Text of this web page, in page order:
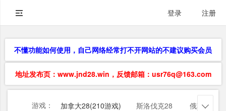
登录 注册
不懂功能如何使用，自己网络经常打不开网站的不建议购买会员
地址发布页：www.jnd28.win，反馈邮箱：usr76q@163.com
游戏： 加拿大28(210游戏) 斯洛伐克28 俄勒冈28
